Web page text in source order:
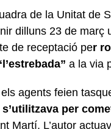
de la Unitat de
dilluns 23 de març
de receptació per
a la via
agents feien
per
Martí. L’autor